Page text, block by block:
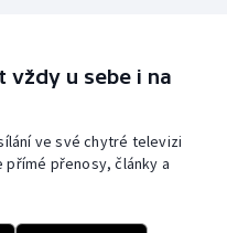
u sebe i na
ve své chytré televizi
přímé přenosy, články a